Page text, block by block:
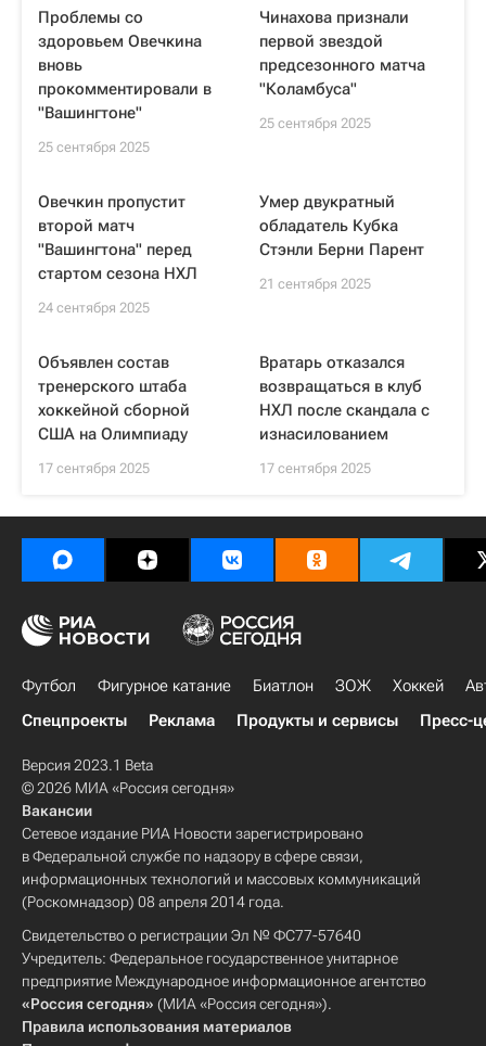
Проблемы со
здоровьем Овечкина
вновь
прокомментировали в
"Вашингтоне"
25 сентября 2025
Чинахова признали
первой звездой
предсезонного матча
"Коламбуса"
25 сентября 2025
Овечкин пропустит
второй матч
"Вашингтона" перед
стартом сезона НХЛ
24 сентября 2025
Умер двукратный
обладатель Кубка
Стэнли Берни Парент
21 сентября 2025
Объявлен состав
тренерского штаба
хоккейной сборной
США на Олимпиаду
17 сентября 2025
Вратарь отказался
возвращаться в клуб
НХЛ после скандала с
изнасилованием
17 сентября 2025
Футбол Фигурное катание Биатлон ЗОЖ Хоккей
Спецпроекты
Реклама Продукты и сервисы Пресс-
Версия 2023.1 Beta
© 2026 МИА «Россия сегодня»
Вакансии
Сетевое издание РИА Новости зарегистрировано
в Федеральной службе по надзору в сфере связи,
информационных технологий и массовых коммуникаций
(Роскомнадзор) 08 апреля 2014 года.
Свидетельство о регистрации Эл № ФС77-57640
Учредитель: Федеральное государственное унитарное
предприятие Международное информационное агентство
«Россия сегодня» (МИА «Россия сегодня»).
Правила использования материалов